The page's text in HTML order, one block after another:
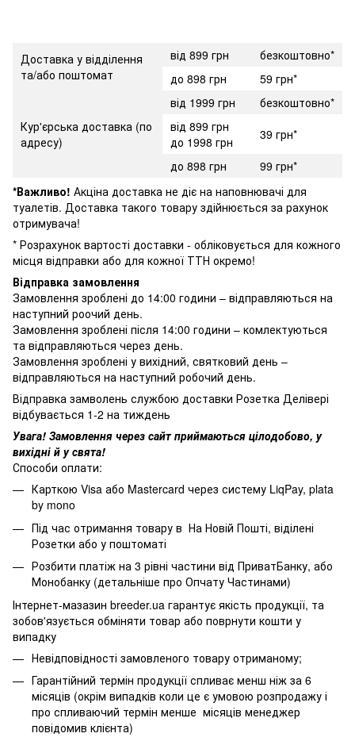
Доставка у відділення
та/або поштомат
від 899 грн
безкоштовно*
до 898 грн
59 грн*
Кур'єрська доставка (по
адресу)
від 1999 грн
безкоштовно*
від 899 грн
до 1998 грн
39 грн*
до 898 грн
99 грн*
*Важливо! Акціна доставка не діє на наповнювачі для
туалетів. Доставка такого товару здійнюється за рахунок
отримувача!
* Розрахунок вартості доставки - обліковується для кожного
місця відправки або для кожної ТТН окремо!
Відправка замовлення
Замовлення зроблені до 14:00 години – відправляються на
наступний роочий день.
Замовлення зроблені після 14:00 години – комлектуються
та відправляються через день.
Замовлення зроблені у вихідний, святковий день –
відправляються на наступний робочий день.
Відправка замволень службою доставки Розетка Делівері
відбувається 1-2 на тиждень
Увага! Замовлення через сайт приймаються цілодобово, у
вихідні й у свята!
Способи оплати:
Карткою Visa або Mastercard через систему LiqPay, plata
by mono
Під час отримання товару в На Новій Пошті, віділені
Розетки або у поштоматі
Розбити платіж на 3 рівні частини від ПриватБанку, або
Монобанку (детальніше про Опчату Частинами)
Інтернет-мазазин breeder.ua гарантує якість продукції, та
зобов'язується обміняти товар або поврнути кошти у
випадку
Невідповідності замовленого товару отриманому;
Гарантійний термін продукції спливає менш ніж за 6
місяців (окрім випадків коли це є умовою розпродажу і
про спливаючий термін менше місяців менеджер
повідомив клієнта)